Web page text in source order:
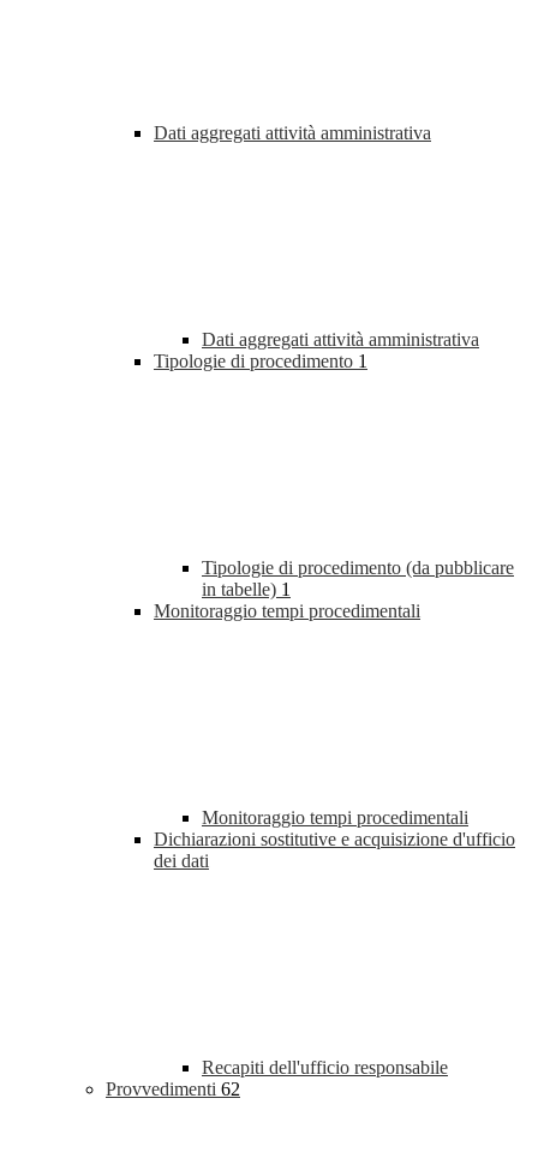
Dati aggregati attività amministrativa
Dati aggregati attività amministrativa
Tipologie di procedimento 1
Tipologie di procedimento (da pubblicare
in tabelle) 1
Monitoraggio tempi procedimentali
Monitoraggio tempi procedimentali
Dichiarazioni sostitutive e acquisizione d'ufficio
dei dati
Recapiti dell'ufficio responsabile
Provvedimenti 62